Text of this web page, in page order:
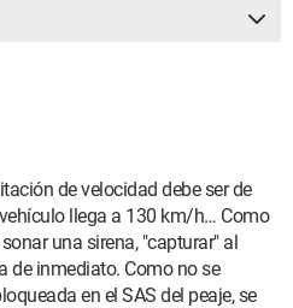
de velocidad debe ser de
llega a 130 km/h… Como
una sirena, "capturar" al
de inmediato. Como no se
en el SAS del peaje, se